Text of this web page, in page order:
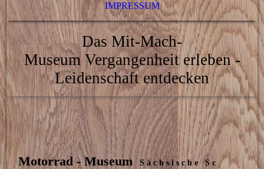
IMPRESSUM
Das Mit-Mach-
Museum Vergangenheit erleben -
Leidenschaft entdecken
Motorrad - MuseumS ä c h s i s c h e S c